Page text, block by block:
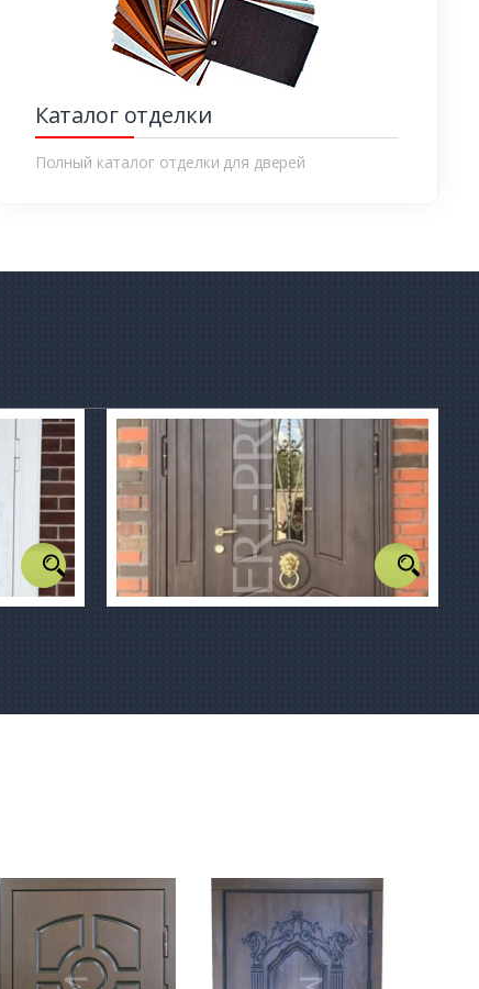
Каталог отделки
Полный каталог отделки для дверей